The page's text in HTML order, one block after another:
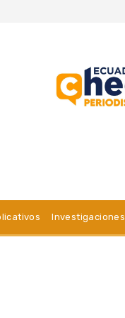
Investigaciones